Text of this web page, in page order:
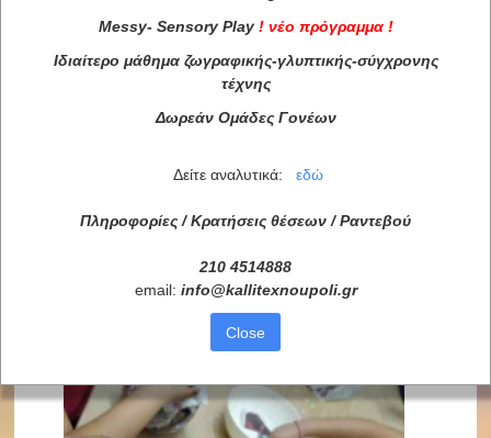
Messy- Sensory Play ! νέο πρόγραμμα !
Ιδιαίτερο μάθημα ζωγραφικής-γλυπτικής-σύγχρονης
τέχνης
Δωρεάν Ομάδες Γονέων
Δείτε αναλυτικά: εδώ
Πληροφορίες / Κρατήσεις θέσεων / Ραντεβού
210 4514888
email: info@kallitexnoupoli.gr
Close